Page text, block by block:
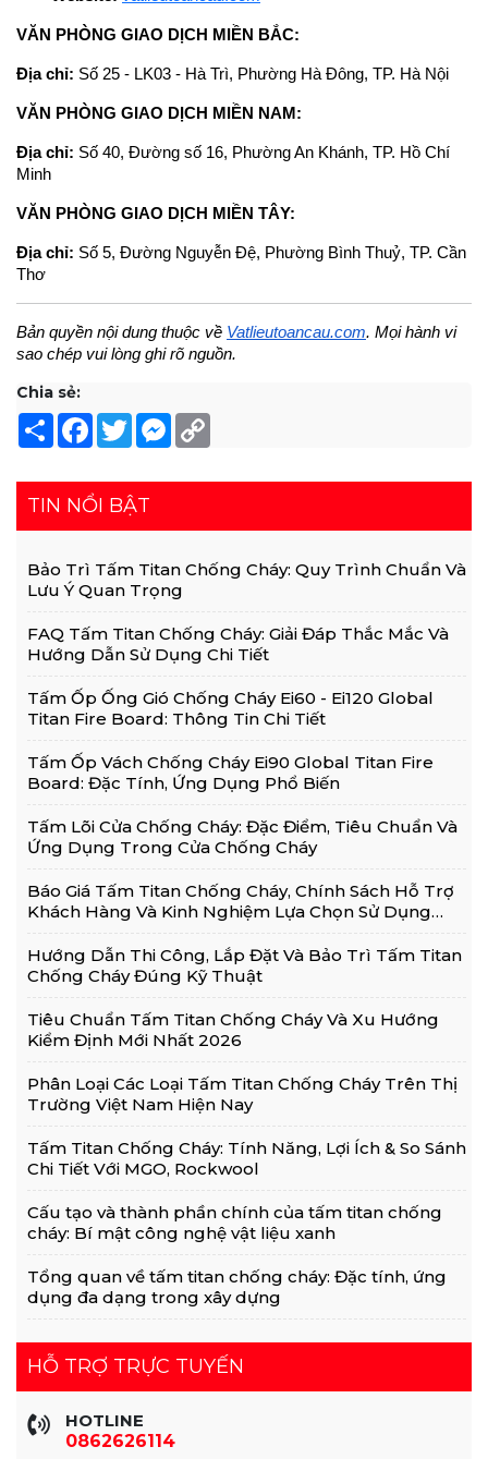
VĂN PHÒNG GIAO DỊCH MIỀN BẮC:
Địa chỉ: Số 25 - LK03 - Hà Trì, Phường Hà Đông, TP. Hà Nội
VĂN PHÒNG GIAO DỊCH MIỀN NAM:
Địa chỉ: Số 40, Đường số 16, Phường An Khánh, TP. Hồ Chí
Minh
VĂN PHÒNG GIAO DỊCH MIỀN TÂY:
Địa chỉ: Số 5, Đường Nguyễn Đệ, Phường Bình Thuỷ, TP. Cần
Thơ
Bản quyền nội dung thuộc về Vatlieutoancau.com. Mọi hành vi
sao chép vui lòng ghi rõ nguồn.
Chia sẻ:
Share Facebook
TwitterMessenger
TIN NỔI BẬT
Bảo Trì Tấm Titan Chống Cháy: Quy Trình Chuẩn Và
Lưu Ý Quan Trọng
FAQ Tấm Titan Chống Cháy: Giải Đáp Thắc Mắc Và
Hướng Dẫn Sử Dụng Chi Tiết
Tấm Ốp Ống Gió Chống Cháy Ei60 - Ei120 Global
Titan Fire Board: Thông Tin Chi Tiết
Tấm Ốp Vách Chống Cháy Ei90 Global Titan Fire
Board: Đặc Tính, Ứng Dụng Phổ Biến
Tấm Lõi Cửa Chống Cháy: Đặc Điểm, Tiêu Chuẩn Và
Ứng Dụng Trong Cửa Chống Cháy
Báo Giá Tấm Titan Chống Cháy, Chính Sách Hỗ Trợ
Khách Hàng Và Kinh Nghiệm Lựa Chọn Sử Dụng
Hướng Dẫn Thi Công, Lắp Đặt Và Bảo Trì Tấm Titan
Chống Cháy Đúng Kỹ Thuật
Tiêu Chuẩn Tấm Titan Chống Cháy Và Xu Hướng
Kiểm Định Mới Nhất 2026
Phân Loại Các Loại Tấm Titan Chống Cháy Trên Thị
Trường Việt Nam Hiện Nay
Tấm Titan Chống Cháy: Tính Năng, Lợi Ích & So Sánh
Chi Tiết Với MGO, Rockwool
Cấu tạo và thành phần chính của tấm titan chống
cháy: Bí mật công nghệ vật liệu xanh
Tổng quan về tấm titan chống cháy: Đặc tính, ứng
dụng đa dạng trong xây dựng
HỖ TRỢ TRỰC TUYẾN
HOTLINE
0862626114